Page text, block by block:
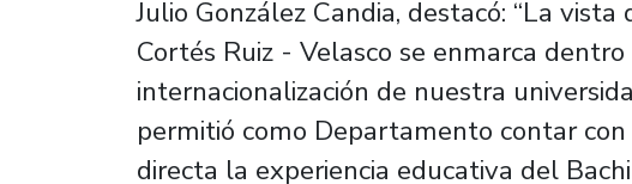
Julio González Candia, destacó: “La vista
Cortés Ruiz - Velasco se enmarca
internacionalización de nuestra
permitió como Departamento contar
directa la experiencia educativa del